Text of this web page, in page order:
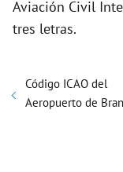
Aviación Civil
tres letras.
Código ICAO del
Aeropuerto de